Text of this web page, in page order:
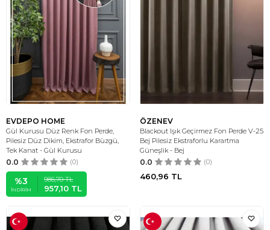
EVDEPO HOME
Gül Kurusu Düz Renk Fon Perde,
Pilesiz Düz Dikim, Ekstrafor Büzgü,
Tek Kanat - Gül Kurusu
0.0 (0)
%3
İNDIRIM
986,70TL
957,10 TL
ÖZENEV
Blackout Işık Geçirmez Fon Perde V-25
Bej Pilesiz Ekstraforlu Karartma
Güneşlik - Bej
0.0 (0)
460,96 TL